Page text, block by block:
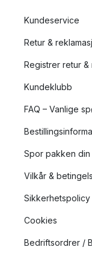
Kundeservice
Retur &
Registrer retur &
Kundeklubb
FAQ – Vanlige
Spor pakken din
Vilkår &
Sikkerhetspolicy
Cookies
Bedriftsordrer /